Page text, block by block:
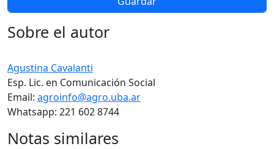
Sobre el autor
Agustina Cavalanti
Esp. Lic. en Comunicación Social
Email: agroinfo@agro.uba.ar
Whatsapp: 221 602 8744
Notas similares